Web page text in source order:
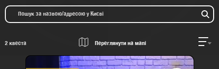
2 квеста Переглянути на мапі